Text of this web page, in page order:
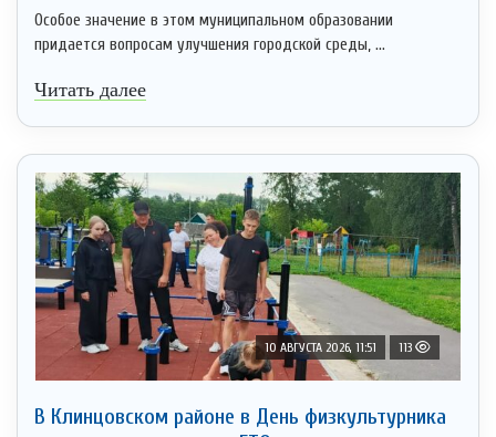
Особое значение в этом муниципальном образовании
придается вопросам улучшения городской среды, ...
Читать далее
10 АВГУСТА 2026, 11:51 113
В Клинцовском районе в День физкультурника